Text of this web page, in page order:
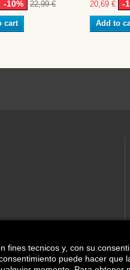
-10% 22,99 €
cart
20,69 € -
Add to
fines tecnicos y, con su
puede hacer que